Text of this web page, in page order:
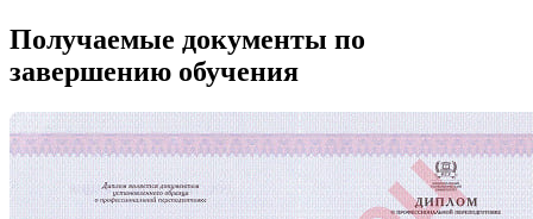
Получаемые документы по
завершению обучения